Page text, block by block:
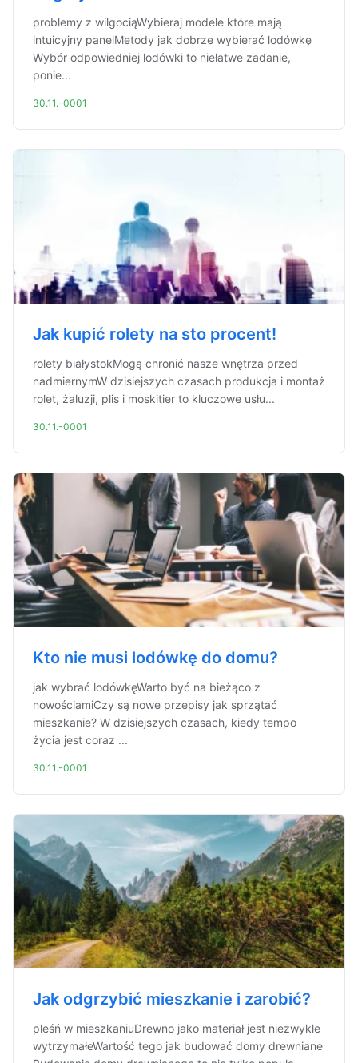
problemy z wilgociąWybieraj modele które mają
intuicyjny panelMetody jak dobrze wybierać lodówkę
Wybór odpowiedniej lodówki to niełatwe zadanie,
ponie...
30.11.-0001
Jak kupić rolety na sto procent!
rolety białystokMogą chronić nasze wnętrza przed
nadmiernymW dzisiejszych czasach produkcja i montaż
rolet, żaluzji, plis i moskitier to kluczowe usłu...
30.11.-0001
Kto nie musi lodówkę do domu?
jak wybrać lodówkęWarto być na bieżąco z
nowościamiCzy są nowe przepisy jak sprzątać
mieszkanie? W dzisiejszych czasach, kiedy tempo
życia jest coraz ...
30.11.-0001
Jak odgrzybić mieszkanie i zarobić?
pleśń w mieszkaniuDrewno jako materiał jest niezwykle
wytrzymałeWartość tego jak budować domy drewniane